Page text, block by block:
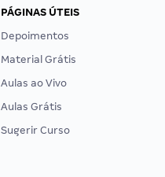
PÁGINAS ÚTEIS
Depoimentos
Material Grátis
Aulas ao Vivo
Aulas Grátis
Sugerir Curso